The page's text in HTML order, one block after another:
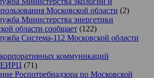
Московской области (2)
Министерства энергетики
области сообщает (122)
Система-112 Московской области
коммуникаций
(71)
Роспотребнадзора по Московской